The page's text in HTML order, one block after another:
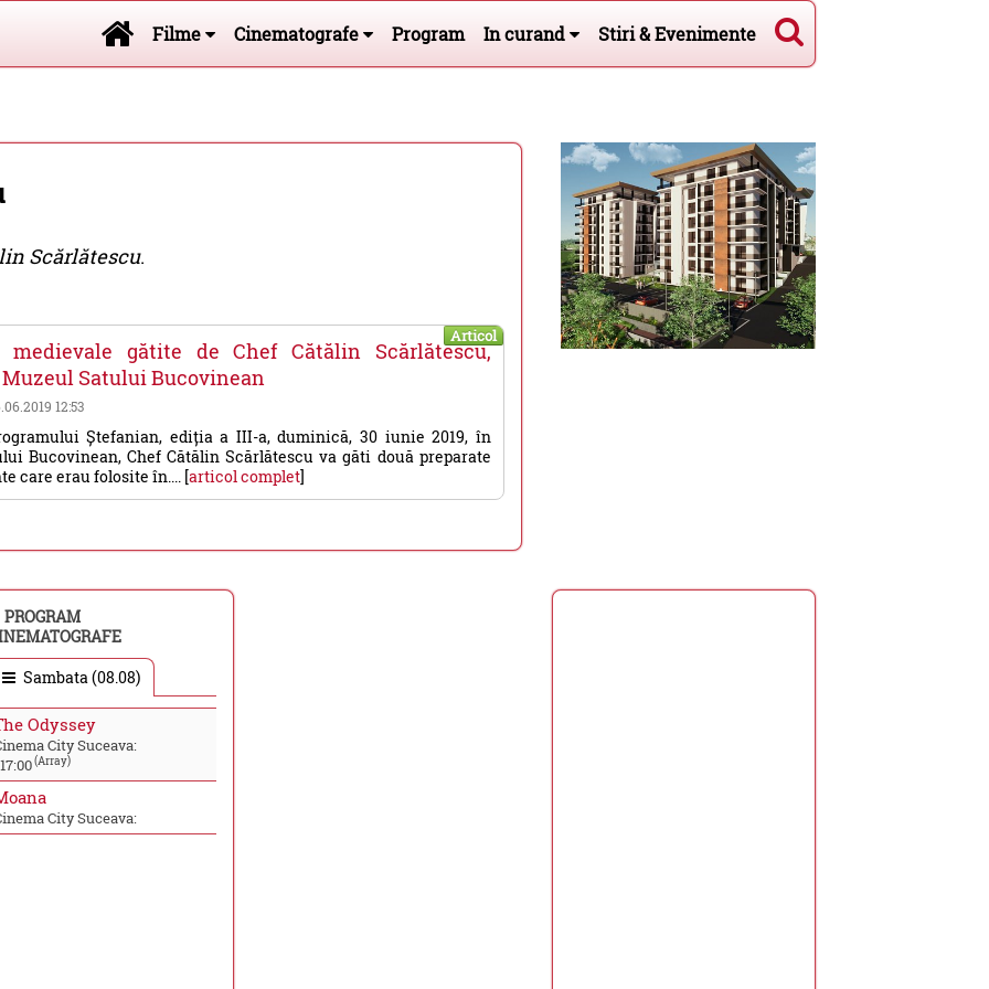
Filme Cinematografe Program In curand Stiri & Evenimente
Scărlătescu.
Articol
medievale gătite de Chef Cătălin Scărlătescu,
Satului Bucovinean
12:53
Ștefanian, ediția a III-a, duminică, 30 iunie 2019, în
Bucovinean, Chef Cătălin Scărlătescu va găti două preparate
care erau folosite în.... [articol complet]
PROGRAM
Sambata (08.08)
Odyssey
City Suceava:
17:00(Array)
City Suceava: